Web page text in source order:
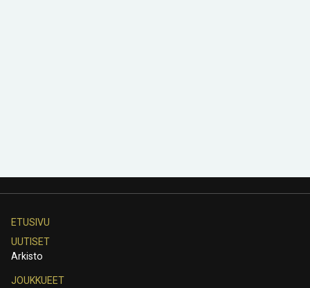
ETUSIVU
UUTISET
Arkisto
JOUKKUEET